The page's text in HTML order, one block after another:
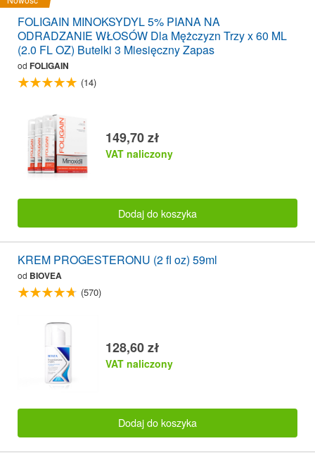
FOLIGAIN MINOKSYDYL 5% PIANA NA
ODRADZANIE WŁOSÓW Dla Mężczyzn Trzy x 60 ML
(2.0 FL OZ) Butelki 3 Miesięczny Zapas
od FOLIGAIN
(14)
149,70 zł
VAT naliczony
Dodaj do koszyka
KREM PROGESTERONU (2 fl oz) 59ml
od BIOVEA
(570)
128,60 zł
VAT naliczony
Dodaj do koszyka